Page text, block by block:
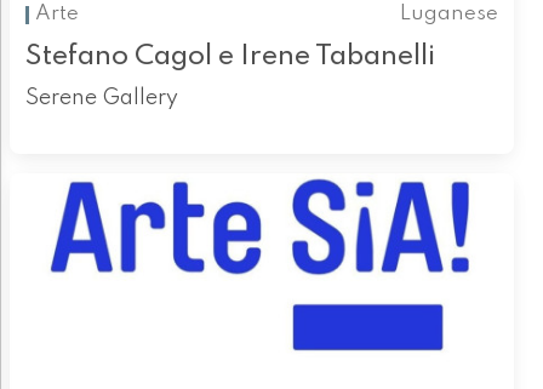
Arte
Luganese
Stefano Cagol e Irene Tabanelli
Serene Gallery